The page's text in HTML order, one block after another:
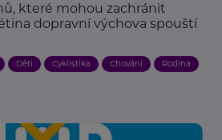
které mohou zachránit
dopravní výchova spouští
Děti Cyklistika Chování Rodina